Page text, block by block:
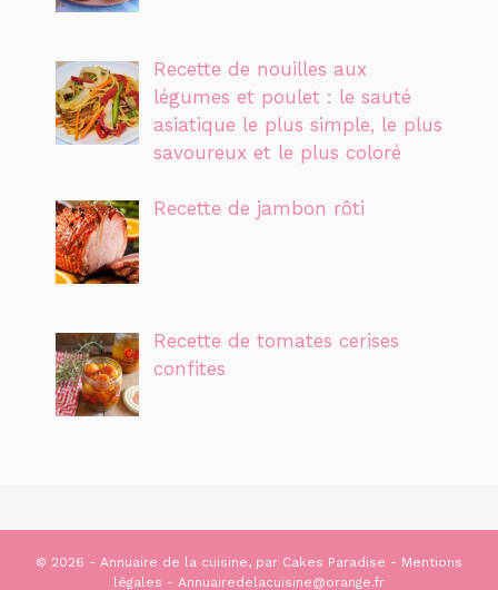
Recette de nouilles aux
légumes et poulet : le sauté
asiatique le plus simple, le plus
savoureux et le plus coloré
Recette de jambon rôti
Recette de tomates cerises
confites
© 2026 - Annuaire de la cuisine, par Cakes Paradise - Mentions
légales - Annuairedelacuisine@orange.fr